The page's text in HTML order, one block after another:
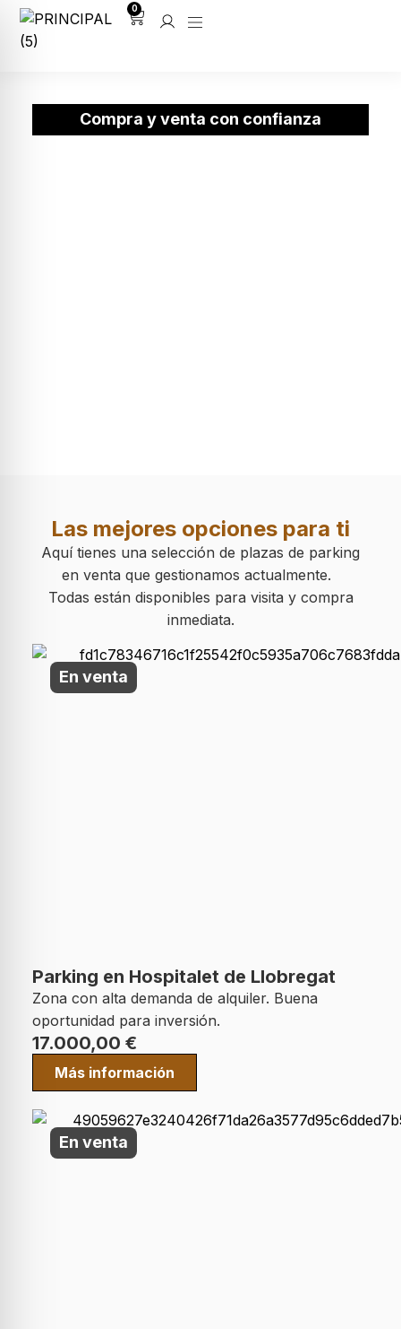
0
Compra y venta con confianza
Las mejores opciones para ti
Aquí tienes una selección de plazas de parking
en venta que gestionamos actualmente.
Todas están disponibles para visita y compra
inmediata.
Parking en Hospitalet de Llobregat
Zona con alta demanda de alquiler. Buena
oportunidad para inversión.
17.000,00 €
Más información
En venta
En venta